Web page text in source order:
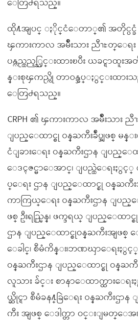
ေတြ႕ရသည္။
ထို႔အျပင္ ႏိုင္ငံေတာ္၏ အတိုင္ပင္ခံ
ၾကားကာလ အမ်ိဳးသား ညီၫႊတ္ေရး
ပန္လည္ထည့္သြင္းထားၿပီး ယခင္ရာထူး
န္းစုၾကည္ကို တာဝန္အပ္ႏွင္းထားသ
ေတြ႕ရသည္။
CRPH ၏ ၾကားကာလ အမ်ိဳးသား ညီ
ျပည္ေထာင္စု ဝန္ႀကီးခ်ဳပ္အျဖစ္ မန္
ငံျခားေရး ဝန္ႀကီးဌာန ျပည္ေ
ေဒၚဇင္မာေအာင္၊ ျပည္ထဲေရးႏွ
ပ္ေရး ဌာန ျပည္ေထာင္စု ဝန္ႀကီး
ကာကြယ္ေရး ဝန္ႀကီးဌာန ျပည္
ဖစ္ ဦးရည္မြန္၊ ဖက္ဒရယ္ ျပည္ေထာ
ဌာန ျပည္ေထာင္စုဝန္ႀကီးအျဖစ္ ေ
ေခါင္၊ စီမံကိန္း၊ဘဏၰာေရးႏွ
ဝန္ႀကီးဌာန ျပည္ေထာင္စု ဝန္ႀကီးအ
လူသား ခ်င္း စာနာေထာက္ထားေ
ယ္ဆိုင္ရာ စီမံခန႔္ခြဲေရး ဝန္ႀကီးဌ
ကီး အျဖစ္ ေဒါက္တာ ဝင္းျမတ္ေအ